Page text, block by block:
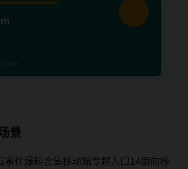
景
事件爆料合集移动端专题入口14面向移